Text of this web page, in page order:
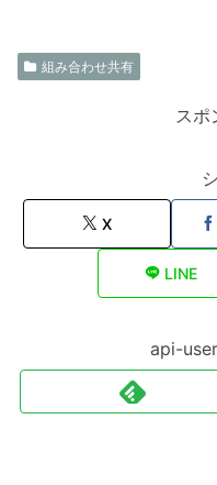
組み合わせ共有
スポ
X
LINE
api-